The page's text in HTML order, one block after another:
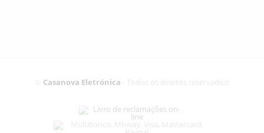
Casanova Eletrónica - Todos os direitos reservados!